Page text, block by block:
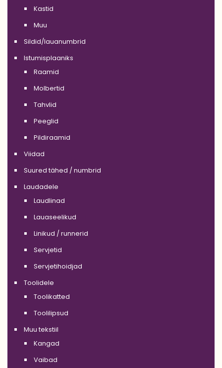
Kastid
Muu
Sildid/lauanumbrid
Istumisplaaniks
Raamid
Molbertid
Tahvlid
Peeglid
Pildiraamid
Viidad
Suured tähed / numbrid
Laudadele
Laudlinad
Lauaseelikud
Linikud / runnerid
Servjetid
Servjetihoidjad
Toolidele
Toolikatted
Toolilipsud
Muu tekstiil
Kangad
Vaibad